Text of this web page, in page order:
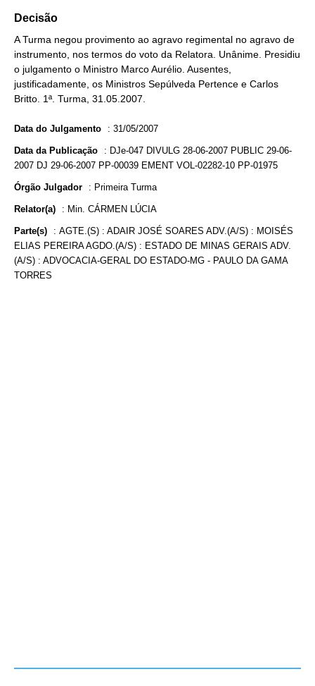
Decisão
A Turma negou provimento ao agravo regimental no agravo de
instrumento, nos termos do voto da Relatora. Unânime. Presidiu
o julgamento o Ministro Marco Aurélio. Ausentes,
justificadamente, os Ministros Sepúlveda Pertence e Carlos
Britto. 1ª. Turma, 31.05.2007.
Data do Julgamento : 31/05/2007
Data da Publicação : DJe-047 DIVULG 28-06-2007 PUBLIC 29-06-
2007 DJ 29-06-2007 PP-00039 EMENT VOL-02282-10 PP-01975
Órgão Julgador : Primeira Turma
Relator(a) : Min. CÁRMEN LÚCIA
Parte(s) : AGTE.(S) : ADAIR JOSÉ SOARES ADV.(A/S) : MOISÉS
ELIAS PEREIRA AGDO.(A/S) : ESTADO DE MINAS GERAIS ADV.
(A/S) : ADVOCACIA-GERAL DO ESTADO-MG - PAULO DA GAMA
TORRES